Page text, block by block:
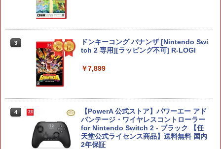
3
ドンキーコング バナンザ [Nintendo Swi
tch 2 専用][ラッピング不可] R-LOGI
￥7,899
4
【PowerA 公式ストア】パワーエー アド
バンテージ・ワイヤレスコントローラー
for Nintendo Switch 2 - ブラック 【任
天堂公式ライセンス商品】送料無料 国内
2年保証